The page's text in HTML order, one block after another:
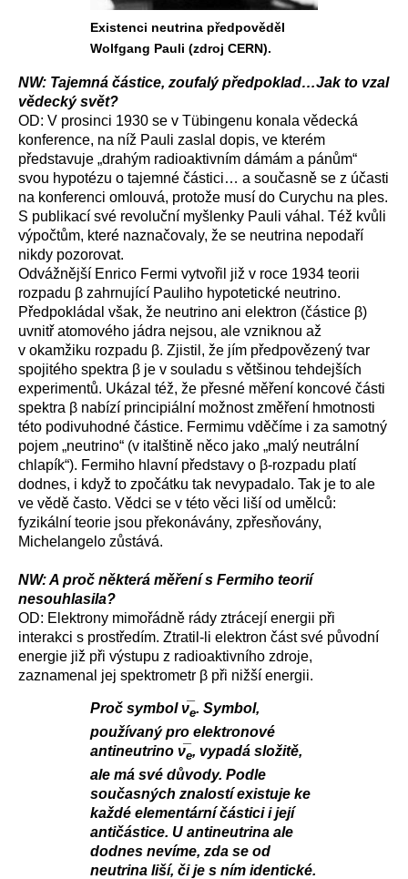
Existenci neutrina předpověděl
Wolfgang Pauli (zdroj CERN).
NW: Tajemná částice, zoufalý předpoklad…Jak to vzal
vědecký svět?
OD: V prosinci 1930 se v Tübingenu konala vědecká
konference, na níž Pauli zaslal dopis, ve kterém
představuje „drahým radioaktivním dámám a pánům“
svou hypotézu o tajemné částici… a současně se z účasti
na konferenci omlouvá, protože musí do Curychu na ples.
S publikací své revoluční myšlenky Pauli váhal. Též kvůli
výpočtům, které naznačovaly, že se neutrina nepodaří
nikdy pozorovat.
Odvážnější Enrico Fermi vytvořil již v roce 1934 teorii
rozpadu β zahrnující Pauliho hypotetické neutrino.
Předpokládal však, že neutrino ani elektron (částice β)
uvnitř atomového jádra nejsou, ale vzniknou až
v okamžiku rozpadu β. Zjistil, že jím předpovězený tvar
spojitého spektra β je v souladu s většinou tehdejších
experimentů. Ukázal též, že přesné měření koncové části
spektra β nabízí principiální možnost změření hmotnosti
této podivuhodné částice. Fermimu vděčíme i za samotný
pojem „neutrino“ (v italštině něco jako „malý neutrální
chlapík“). Fermiho hlavní představy o β-rozpadu platí
dodnes, i když to zpočátku tak nevypadalo. Tak je to ale
ve vědě často. Vědci se v této věci liší od umělců:
fyzikální teorie jsou překonávány, zpřesňovány,
Michelangelo zůstává.
NW: A proč některá měření s Fermiho teorií
nesouhlasila?
OD: Elektrony mimořádně rády ztrácejí energii při
interakci s prostředím. Ztratil-li elektron část své původní
energie již při výstupu z radioaktivního zdroje,
zaznamenal jej spektrometr β při nižší energii.
Proč symbol ν̅e. Symbol,
používaný pro elektronové
antineutrino ν̅e, vypadá složitě,
ale má své důvody. Podle
současných znalostí existuje ke
každé elementární částici i její
antičástice. U antineutrina ale
dodnes nevíme, zda se od
neutrina liší, či je s ním identické.